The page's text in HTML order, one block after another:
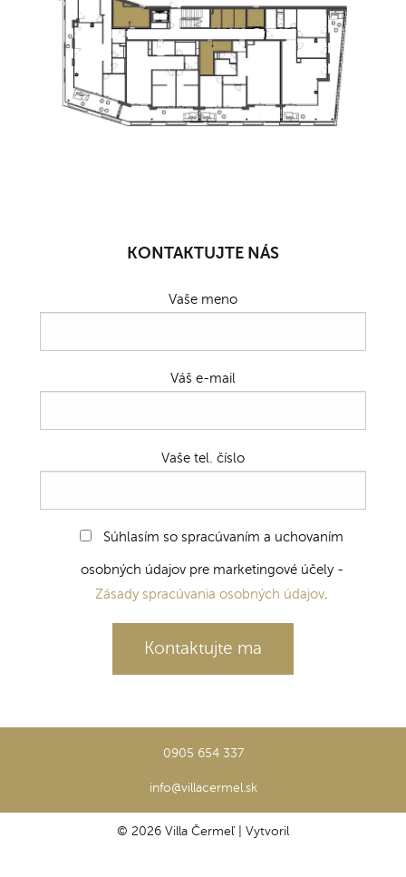
KONTAKTUJTE NÁS
Vaše meno
Váš e-mail
Vaše tel. číslo
Súhlasím so spracúvaním a uchovaním
osobných údajov pre marketingové účely -
Zásady spracúvania osobných údajov.
0905 654 337
info@villacermel.sk
© 2026 Villa Čermeľ Vytvoril